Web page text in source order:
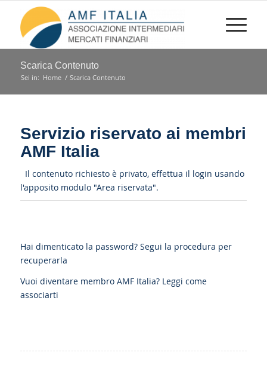
Scarica Contenuto
Sei in: Home / Scarica Contenuto
Servizio riservato ai membri
AMF Italia
Il contenuto richiesto è privato, effettua il login usando
l'apposito modulo "Area riservata".
Hai dimenticato la password? Segui la procedura per
recuperarla
Vuoi diventare membro AMF Italia? Leggi come
associarti